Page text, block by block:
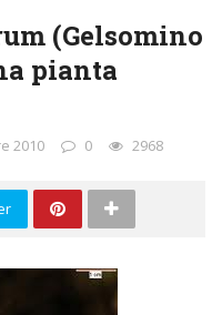
(Gelsomino
pianta
2010 0 2968